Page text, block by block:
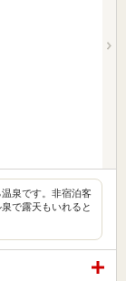
泉です。非宿泊客
で露天もいれると